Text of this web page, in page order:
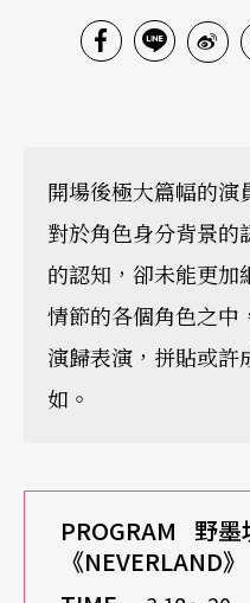
開場後極大篇幅的演
對於角色身分背景的
的認知，卻未能更加
情節的各個角色之中
演歸表演，拼貼或許
如。
PROGRAM 野墨
《NEVERLAND》